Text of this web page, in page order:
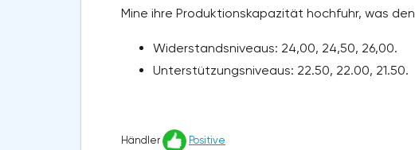
Mine ihre Produktionskapazität hochfuhr, was
Widerstandsniveaus: 24,00, 24,50, 26,00.
Unterstützungsniveaus: 22.50, 22.00, 21.50.
Händler Positive